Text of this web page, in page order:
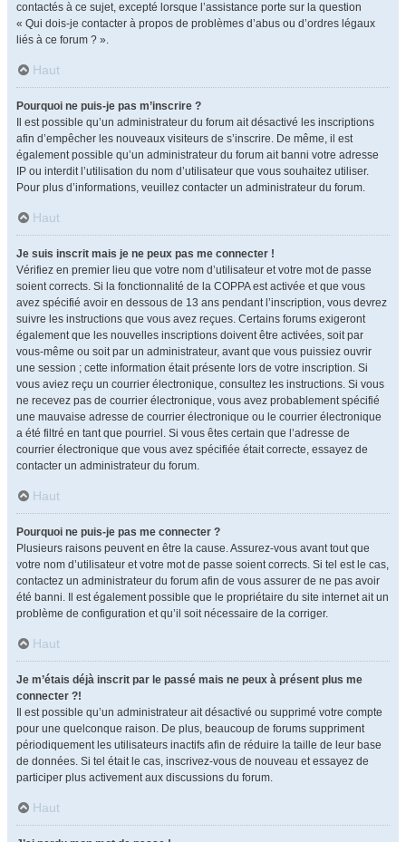
contactés à ce sujet, excepté lorsque l’assistance porte sur la question
« Qui dois-je contacter à propos de problèmes d’abus ou d’ordres légaux
liés à ce forum ? ».
Haut
Pourquoi ne puis-je pas m’inscrire ?
Il est possible qu’un administrateur du forum ait désactivé les inscriptions
afin d’empêcher les nouveaux visiteurs de s’inscrire. De même, il est
également possible qu’un administrateur du forum ait banni votre adresse
IP ou interdit l’utilisation du nom d’utilisateur que vous souhaitez utiliser.
Pour plus d’informations, veuillez contacter un administrateur du forum.
Haut
Je suis inscrit mais je ne peux pas me connecter !
Vérifiez en premier lieu que votre nom d’utilisateur et votre mot de passe
soient corrects. Si la fonctionnalité de la COPPA est activée et que vous
avez spécifié avoir en dessous de 13 ans pendant l’inscription, vous devrez
suivre les instructions que vous avez reçues. Certains forums exigeront
également que les nouvelles inscriptions doivent être activées, soit par
vous-même ou soit par un administrateur, avant que vous puissiez ouvrir
une session ; cette information était présente lors de votre inscription. Si
vous aviez reçu un courrier électronique, consultez les instructions. Si vous
ne recevez pas de courrier électronique, vous avez probablement spécifié
une mauvaise adresse de courrier électronique ou le courrier électronique
a été filtré en tant que pourriel. Si vous êtes certain que l’adresse de
courrier électronique que vous avez spécifiée était correcte, essayez de
contacter un administrateur du forum.
Haut
Pourquoi ne puis-je pas me connecter ?
Plusieurs raisons peuvent en être la cause. Assurez-vous avant tout que
votre nom d’utilisateur et votre mot de passe soient corrects. Si tel est le cas,
contactez un administrateur du forum afin de vous assurer de ne pas avoir
été banni. Il est également possible que le propriétaire du site internet ait un
problème de configuration et qu’il soit nécessaire de la corriger.
Haut
Je m’étais déjà inscrit par le passé mais ne peux à présent plus me
connecter ?!
Il est possible qu’un administrateur ait désactivé ou supprimé votre compte
pour une quelconque raison. De plus, beaucoup de forums suppriment
périodiquement les utilisateurs inactifs afin de réduire la taille de leur base
de données. Si tel était le cas, inscrivez-vous de nouveau et essayez de
participer plus activement aux discussions du forum.
Haut